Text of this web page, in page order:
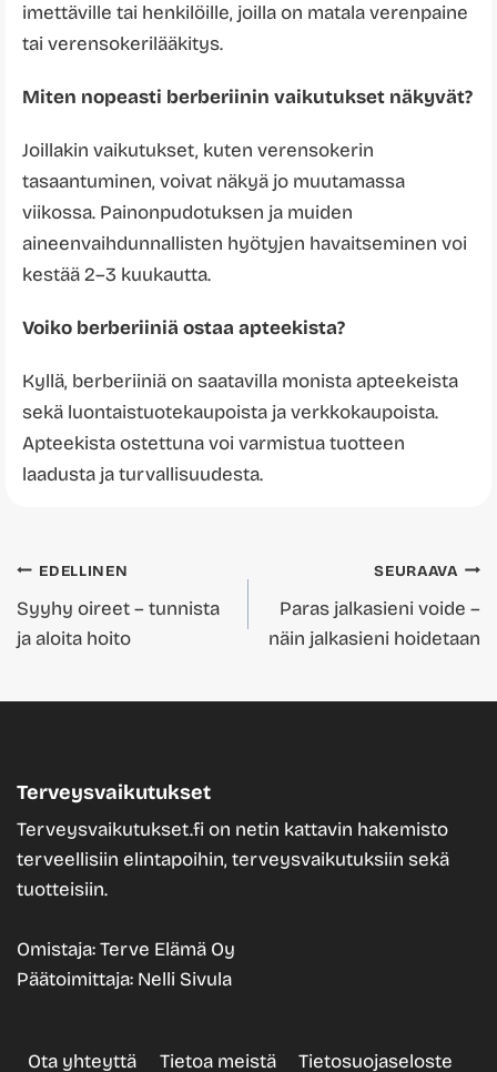
imettäville tai henkilöille, joilla on matala verenpaine
tai verensokerilääkitys.
Miten nopeasti berberiinin vaikutukset näkyvät?
Joillakin vaikutukset, kuten verensokerin
tasaantuminen, voivat näkyä jo muutamassa
viikossa. Painonpudotuksen ja muiden
aineenvaihdunnallisten hyötyjen havaitseminen voi
kestää 2–3 kuukautta.
Voiko berberiiniä ostaa apteekista?
Kyllä, berberiiniä on saatavilla monista apteekeista
sekä luontaistuotekaupoista ja verkkokaupoista.
Apteekista ostettuna voi varmistua tuotteen
laadusta ja turvallisuudesta.
Artikkelien
selaus
EDELLINEN
Syyhy oireet – tunnista
ja aloita hoito
SEURAAVA
Paras jalkasieni voide –
näin jalkasieni hoidetaan
Terveysvaikutukset
Terveysvaikutukset.fi on netin kattavin hakemisto
terveellisiin elintapoihin, terveysvaikutuksiin sekä
tuotteisiin.
Omistaja: Terve Elämä Oy
Päätoimittaja: Nelli Sivula
Ota yhteyttä Tietoa meistä Tietosuojaseloste